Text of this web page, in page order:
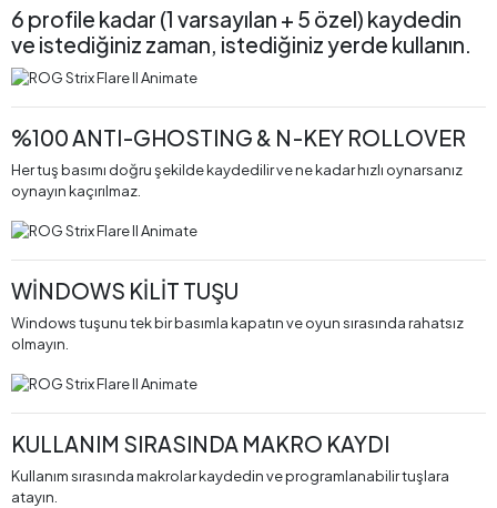
6 profile kadar (1 varsayılan + 5 özel) kaydedin
ve istediğiniz zaman, istediğiniz yerde kullanın.
%100 ANTI-GHOSTING & N-KEY ROLLOVER
Her tuş basımı doğru şekilde kaydedilir ve ne kadar hızlı oynarsanız
oynayın kaçırılmaz.
WİNDOWS KİLİT TUŞU
Windows tuşunu tek bir basımla kapatın ve oyun sırasında rahatsız
olmayın.
KULLANIM SIRASINDA MAKRO KAYDI
Kullanım sırasında makrolar kaydedin ve programlanabilir tuşlara
atayın.